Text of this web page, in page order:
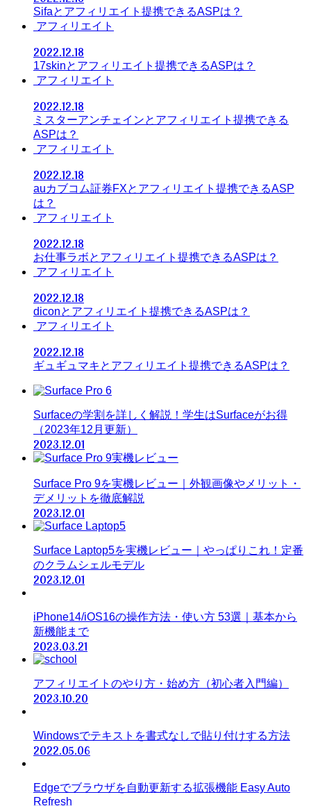
Sifaとアフィリエイト提携できるASPは？
アフィリエイト
2022.12.18
17skinとアフィリエイト提携できるASPは？
アフィリエイト
2022.12.18
ミスターアンチェインとアフィリエイト提携できる
ASPは？
アフィリエイト
2022.12.18
auカブコム証券FXとアフィリエイト提携できるASP
は？
アフィリエイト
2022.12.18
お仕事ラボとアフィリエイト提携できるASPは？
アフィリエイト
2022.12.18
diconとアフィリエイト提携できるASPは？
アフィリエイト
2022.12.18
ギュギュマキとアフィリエイト提携できるASPは？
Surfaceの学割を詳しく解説！学生はSurfaceがお得
（2023年12月更新）
2023.12.01
Surface Pro 9を実機レビュー｜外観画像やメリット・
デメリットを徹底解説
2023.12.01
Surface Laptop5を実機レビュー｜やっぱりこれ！定番
のクラムシェルモデル
2023.12.01
iPhone14/iOS16の操作方法・使い方 53選｜基本から
新機能まで
2023.03.21
アフィリエイトのやり方・始め方（初心者入門編）
2023.10.20
Windowsでテキストを書式なしで貼り付けする方法
2022.05.06
Edgeでブラウザを自動更新する拡張機能 Easy Auto
Refresh